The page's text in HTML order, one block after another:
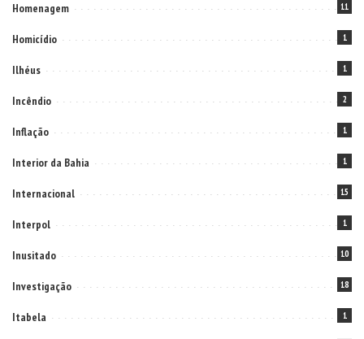
Homenagem 11
Homicídio 1
Ilhéus 1
Incêndio 2
Inflação 1
Interior da Bahia 1
Internacional 15
Interpol 1
Inusitado 10
Investigação 18
Itabela 1